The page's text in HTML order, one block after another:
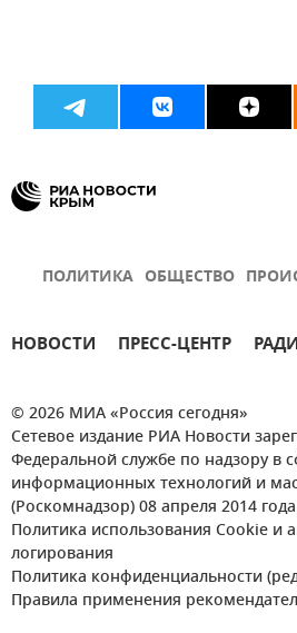
ПОЛИТИКА ОБЩЕСТВО
НОВОСТИ ПРЕСС-ЦЕНТР
© 2026 МИА «Россия сегодня»
Сетевое издание РИА Новости
Федеральной службе по надзору в
информационных технологий и
(Роскомнадзор) 08 апреля 2014
Политика использования Cookie и
логирования
Политика конфиденциальности
Правила применения